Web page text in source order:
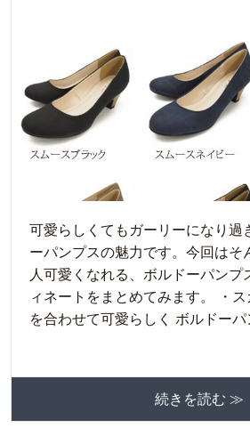
可愛らしくてもガーリーになり過
ーパンプスの魅力です。今回はそ
人可愛くなれる、ボルドーパンプ
ィネートをまとめてみます。 ・
を合わせて可愛らしく ボルドー
続きを読む ≫